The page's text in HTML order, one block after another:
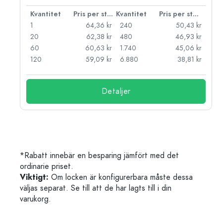
Kvantitet Pris per styck Kvantitet
Pris per styck
1
64,36 kr
20
62,38 kr
60
60,63 kr
120
59,09 kr
240
50,43 kr
480
46,93 kr
1.740
45,06 kr
6.880
38,81 kr
Detaljer
*Rabatt innebär en besparing jämfört med det
ordinarie priset.
Viktigt: Om locken är konfigurerbara måste dessa
väljas separat. Se till att de har lagts till i din
varukorg.